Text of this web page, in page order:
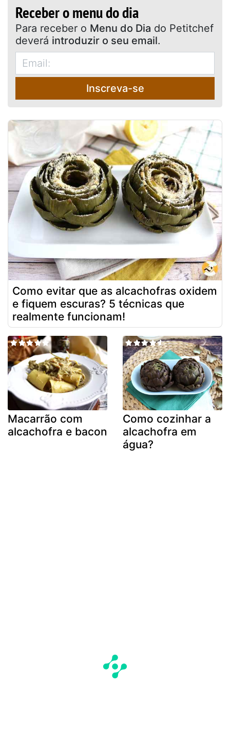
Receber o menu do dia
Para receber o Menu do Dia do Petitchef
deverá introduzir o seu email.
Inscreva-se
Como evitar que as alcachofras oxidem
e fiquem escuras? 5 técnicas que
realmente funcionam!
Macarrão com
alcachofra e bacon
Como cozinhar a
alcachofra em
água?